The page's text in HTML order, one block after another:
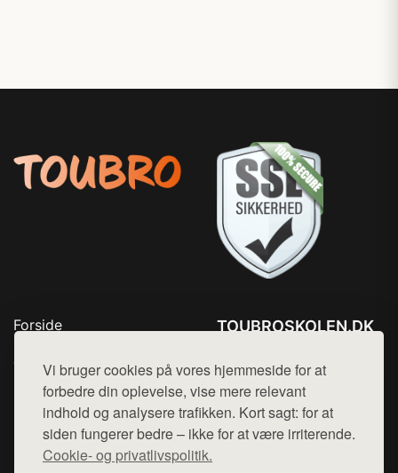
Vi bruger cookies på vores hjemmeside for at
forbedre din oplevelse, vise mere relevant
indhold og analysere trafikken. Kort sagt: for at
siden fungerer bedre – ikke for at være irriterende.
Cookie- og privatlivspolitik.
Forside
Top Rabatter
Blog
Kontakt
TOUBROSKOLEN.DK
Mail: hej@want.dk
Cookie- og privatlivspolitik